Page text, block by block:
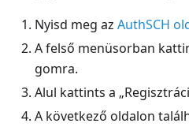
Nyisd meg az AuthSCH
A felső menüsorban
gomra.
Alul kattints a
A következő oldalon